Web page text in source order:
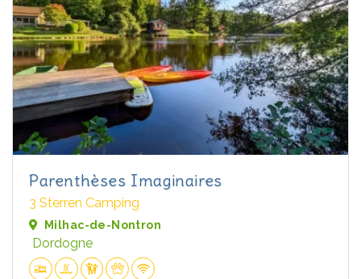
Parenthèses Imaginaires
3 Sterren Camping
Milhac-de-Nontron
Dordogne